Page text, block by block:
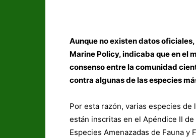
Aunque no existen datos
Marine Policy, indicaba que en el
consenso entre la comunidad
contra algunas de las especies
Por esta razón, varias especies
están inscritas en el Apéndice II
Especies Amenazadas de Fauna